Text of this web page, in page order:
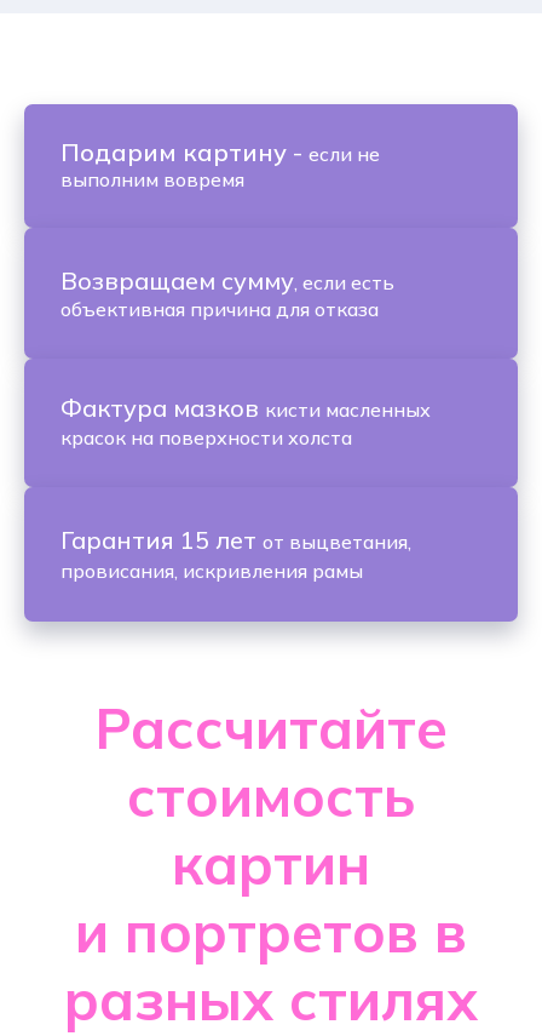
Подарим картину - если не
выполним вовремя
Возвращаем сумму, если есть
объективная причина для отказа
Фактура мазков кисти масленных
красок на поверхности холста
Гарантия 15 лет от выцветания,
провисания, искривления рамы
Рассчитайте
стоимость
картин
и портретов в
разных стилях